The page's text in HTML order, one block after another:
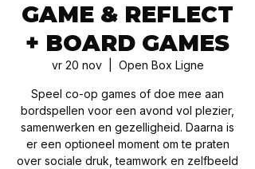
GAME & REFLECT
+ BOARD GAMES
vr 20 nov
  |
Open Box Ligne
Speel co-op games of doe mee aan
bordspellen voor een avond vol plezier,
samenwerken en gezelligheid. Daarna is
er een optioneel moment om te praten
over sociale druk, teamwork en zelfbeeld